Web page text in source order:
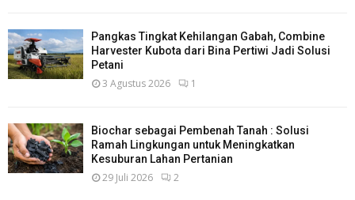
Pangkas Tingkat Kehilangan Gabah, Combine
Harvester Kubota dari Bina Pertiwi Jadi Solusi
Petani
3 Agustus 2026 1
Biochar sebagai Pembenah Tanah : Solusi
Ramah Lingkungan untuk Meningkatkan
Kesuburan Lahan Pertanian
29 Juli 2026 2